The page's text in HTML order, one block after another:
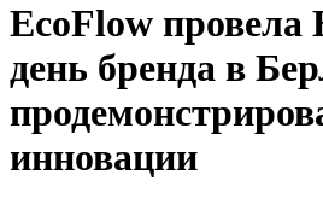
EcoFlow
день бренда в
инновации